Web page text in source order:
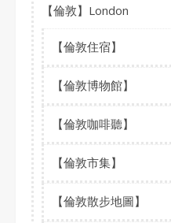
【倫敦】London
【倫敦住宿】
【倫敦博物館】
【倫敦咖啡聽】
【倫敦市集】
【倫敦散步地圖】